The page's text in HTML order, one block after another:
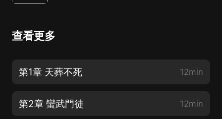
查看更多
第1章 天葬不死 12min
第2章 蠻武門徒 12min